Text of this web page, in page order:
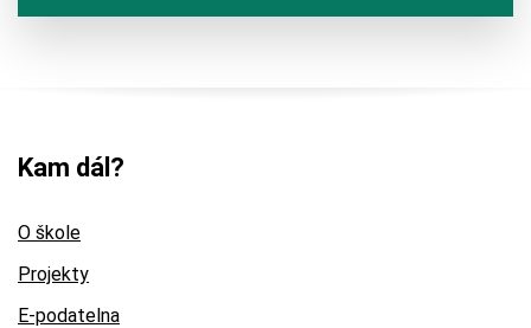
Kam dál?
O škole
Projekty
E-podatelna